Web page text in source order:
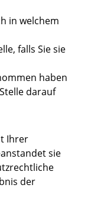
in welchem
falls Sie sie
haben
darauf
Ihrer
sie
der